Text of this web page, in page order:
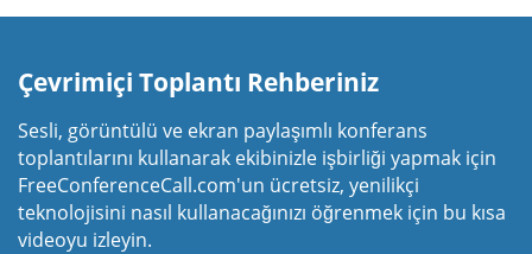
Çevrimiçi Toplantı Rehberiniz
Sesli, görüntülü ve ekran paylaşımlı konferans
toplantılarını kullanarak ekibinizle işbirliği yapmak için
FreeConferenceCall.com'un ücretsiz, yenilikçi
teknolojisini nasıl kullanacağınızı öğrenmek için bu kısa
videoyu izleyin.